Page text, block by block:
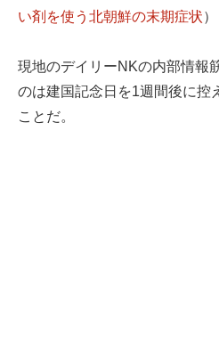
い剤を使う北朝鮮の末期症状）
現地のデイリーNKの内部情報
のは建国記念日を1週間後に控
ことだ。